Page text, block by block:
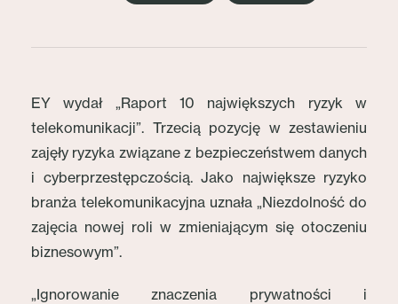
EY wydał „Raport 10 największych ryzyk w
telekomunikacji”. Trzecią pozycję w zestawieniu
zajęły ryzyka związane z bezpieczeństwem danych
i cyberprzestępczością. Jako największe ryzyko
branża telekomunikacyjna uznała „Niezdolność do
zajęcia nowej roli w zmieniającym się otoczeniu
biznesowym”.
„Ignorowanie znaczenia prywatności i